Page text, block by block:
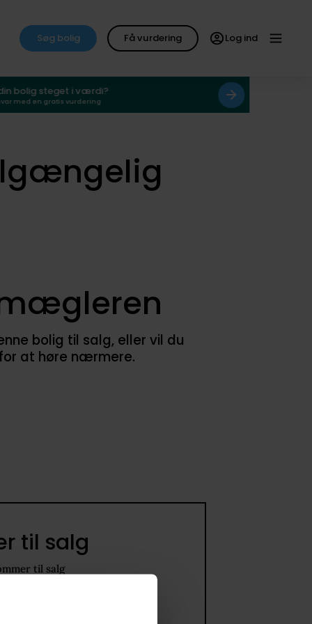
Søg bolig Få vurdering Log ind
bolig steget i værdi?
med en gratis vurdering
bolig til salg, eller vil du
at høre nærmere.
til salg
til salg